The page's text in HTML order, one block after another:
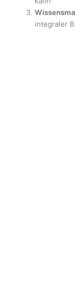
integraler